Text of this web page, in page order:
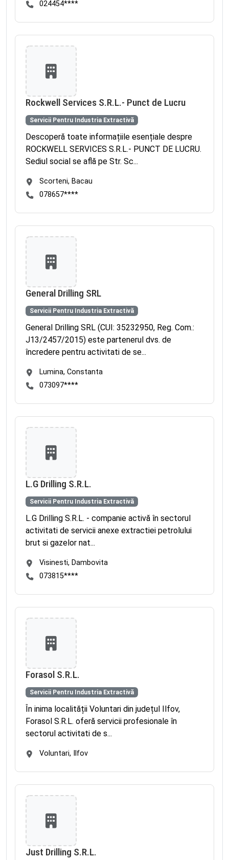
024454****
Rockwell Services S.R.L.- Punct de Lucru
Servicii Pentru Industria Extractivă
Descoperă toate informațiile esențiale despre
ROCKWELL SERVICES S.R.L.- PUNCT DE LUCRU.
Sediul social se află pe Str. Sc...
Scorteni, Bacau
078657****
General Drilling SRL
Servicii Pentru Industria Extractivă
General Drilling SRL (CUI: 35232950, Reg. Com.:
J13/2457/2015) este partenerul dvs. de
încredere pentru activitati de se...
Lumina, Constanta
073097****
L.G Drilling S.R.L.
Servicii Pentru Industria Extractivă
L.G Drilling S.R.L. - companie activă în sectorul
activitati de servicii anexe extractiei petrolului
brut si gazelor nat...
Visinesti, Dambovita
073815****
Forasol S.R.L.
Servicii Pentru Industria Extractivă
În inima localității Voluntari din județul Ilfov,
Forasol S.R.L. oferă servicii profesionale în
sectorul activitati de s...
Voluntari, Ilfov
Just Drilling S.R.L.